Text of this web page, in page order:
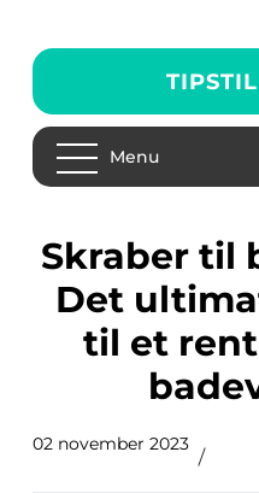
Menu
Skraber til badeværelse:
Det
til et
02 november 2023